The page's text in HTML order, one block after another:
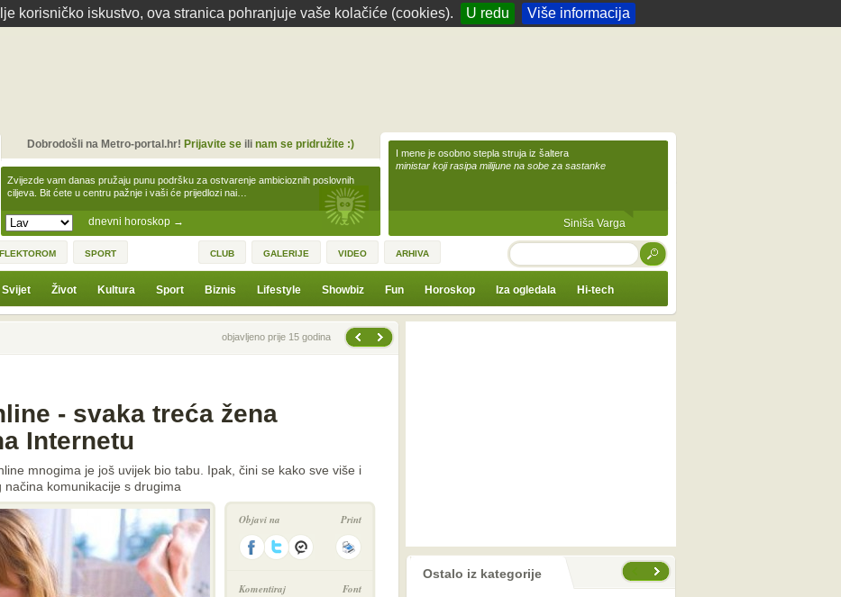
korisničko iskustvo, ova stranica pohranjuje vaše kolačiće (cookies). U redu Više informacija
dnevni horoskop →
Zvijezde vam danas pružaju punu podršku za ostvarenje ambicioznih poslovnih
ciljeva. Bit ćete u centru pažnje i vaši će prijedlozi nai…
Dobrodošli na Metro-portal.hr! Prijavite seili nam se pridružite :)
I mene je osobno stepla struja iz šaltera
ministar koji rasipa milijune na sobe za sastanke
Siniša Varga
SPORT CLUB GALERIJE VIDEO ARHIVA TRAŽI
Svijet Život Kultura Sport Biznis Lifestyle Showbiz Fun Horoskop Iza ogledala Hi-tech
objavljeno prije 15 godina
- svaka treća žena
Internetu
mnogima je još uvijek bio tabu. Ipak, čini se kako sve više i
komunikacije s drugima
Objavi na Print
Komentiraj Font
Ostalo iz kategorije